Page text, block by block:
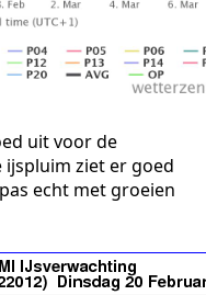
uit voor de
ziet er goed
echt met groeien